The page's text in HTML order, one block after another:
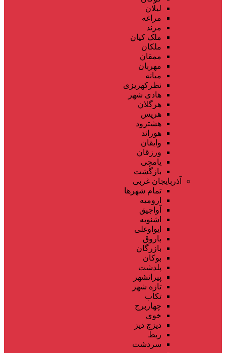
لیلان
مراغه
مرند
ملک کیان
ملکان
ممقان
مهربان
میانه
نظرکهریزی
هادی شهر
هرگلان
هریس
هشترود
هوراند
وایقان
ورزقان
یامچی
بازگشت
آذربایجان غربی
تمام شهر‌ها
ارومیه
آواجیق
اشنویه
ایواوغلی
باروق
بازرگان
بوکان
پلدشت
پیرانشهر
تازه شهر
تکاب
چهاربرج
خوی
دیزج دیز
ربط
سردشت